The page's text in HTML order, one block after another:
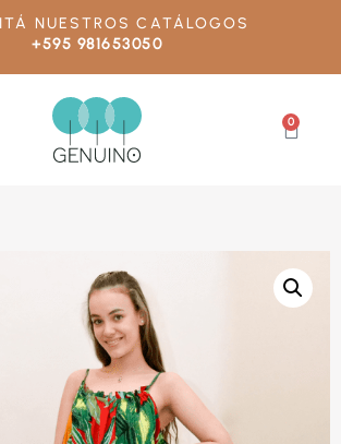
NUESTROS CATÁLOGOS
+595 981653050
0